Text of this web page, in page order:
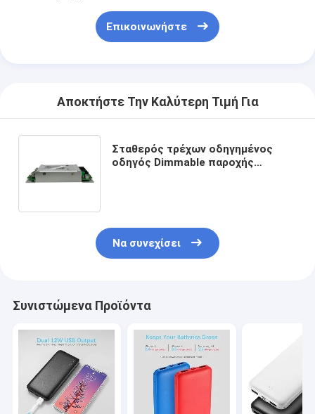
Επικοινωνήστε
Αποκτήστε Την Καλύτερη Τιμή Για
Σταθερός τρέχων οδηγημένος
οδηγός Dimmable παροχής
Να συνεχίσει
Συνιστώμενα Προϊόντα